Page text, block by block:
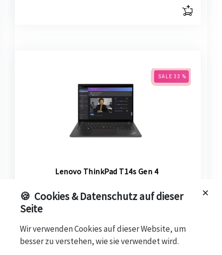
SALE 33 %
Lenovo ThinkPad T14s Gen 4
Win 11 Pro, 14", 512 GB SSD, Intel Iris Graphics, 32 GB
LPDDR5X-RAM, Intel® Core™ i7-1370P ..., A-Zustand
✕
🍪 Cookies & Datenschutz auf dieser
Seite
Wir verwenden Cookies auf dieser Website, um
besser zu verstehen, wie sie verwendet wird.